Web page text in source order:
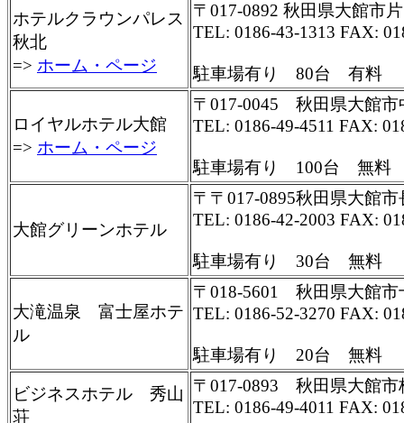
ホテルクラウンパレス
秋北
=> ホーム・ページ
〒017-0892 秋田県大館市
TEL: 0186-43-1313 FAX:
駐車場有り 80台 有料
ロイヤルホテル大館
=> ホーム・ページ
〒017-0045 秋田県大館市
TEL: 0186-49-4511 FAX:
駐車場有り 100台 無料
大館グリーンホテル
〒〒017-0895秋田県大館市
TEL: 0186-42-2003 FAX:
駐車場有り 30台 無料
大滝温泉 富士屋ホテ
ル
〒018-5601 秋田県大館市
TEL: 0186-52-3270 FAX:
駐車場有り 20台 無料
ビジネスホテル 秀山
荘
〒017-0893 秋田県大館市
TEL: 0186-49-4011 FAX: